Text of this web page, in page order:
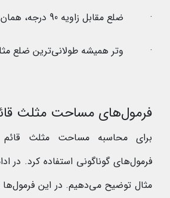
· ضلع مقابل زاویه 90 درجه، همان وتر مثلث است.
· وتر همیشه طولانی‌ترین ضلع
فرمول‌های مساحت مثلث قائم
برای محاسبه مساحت مثلث قائم
فرمول‌های گوناگونی استفاده کرد. در